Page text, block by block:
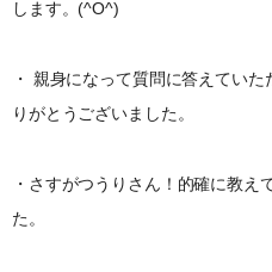
します。(^O^)
・ 親身になって質問に答えてい
りがとうございました。
・さすがつうりさん！的確に教え
た。